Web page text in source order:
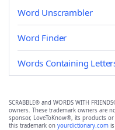
Word Unscrambler
Word Finder
Words Containing
SCRABBLE® and WORDS WITH
owners. These trademark owners are
sponsor, LoveToKnow®, its products
this trademark on yourdictionary.com